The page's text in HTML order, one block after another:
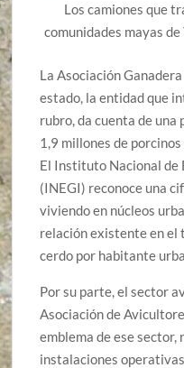
Los camiones que
comunidades mayas
La Asociación
estado, la entidad que
rubro, da cuenta de una
1,9 millones de
El Instituto Nacional de
(INEGI) reconoce una
viviendo en núcleos
relación existente en el
cerdo por habitante
Por su parte, el sector
Asociación de
emblema de ese sector,
instalaciones